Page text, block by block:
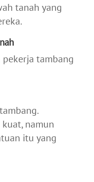
tanah yang
tambang
namun
itu yang